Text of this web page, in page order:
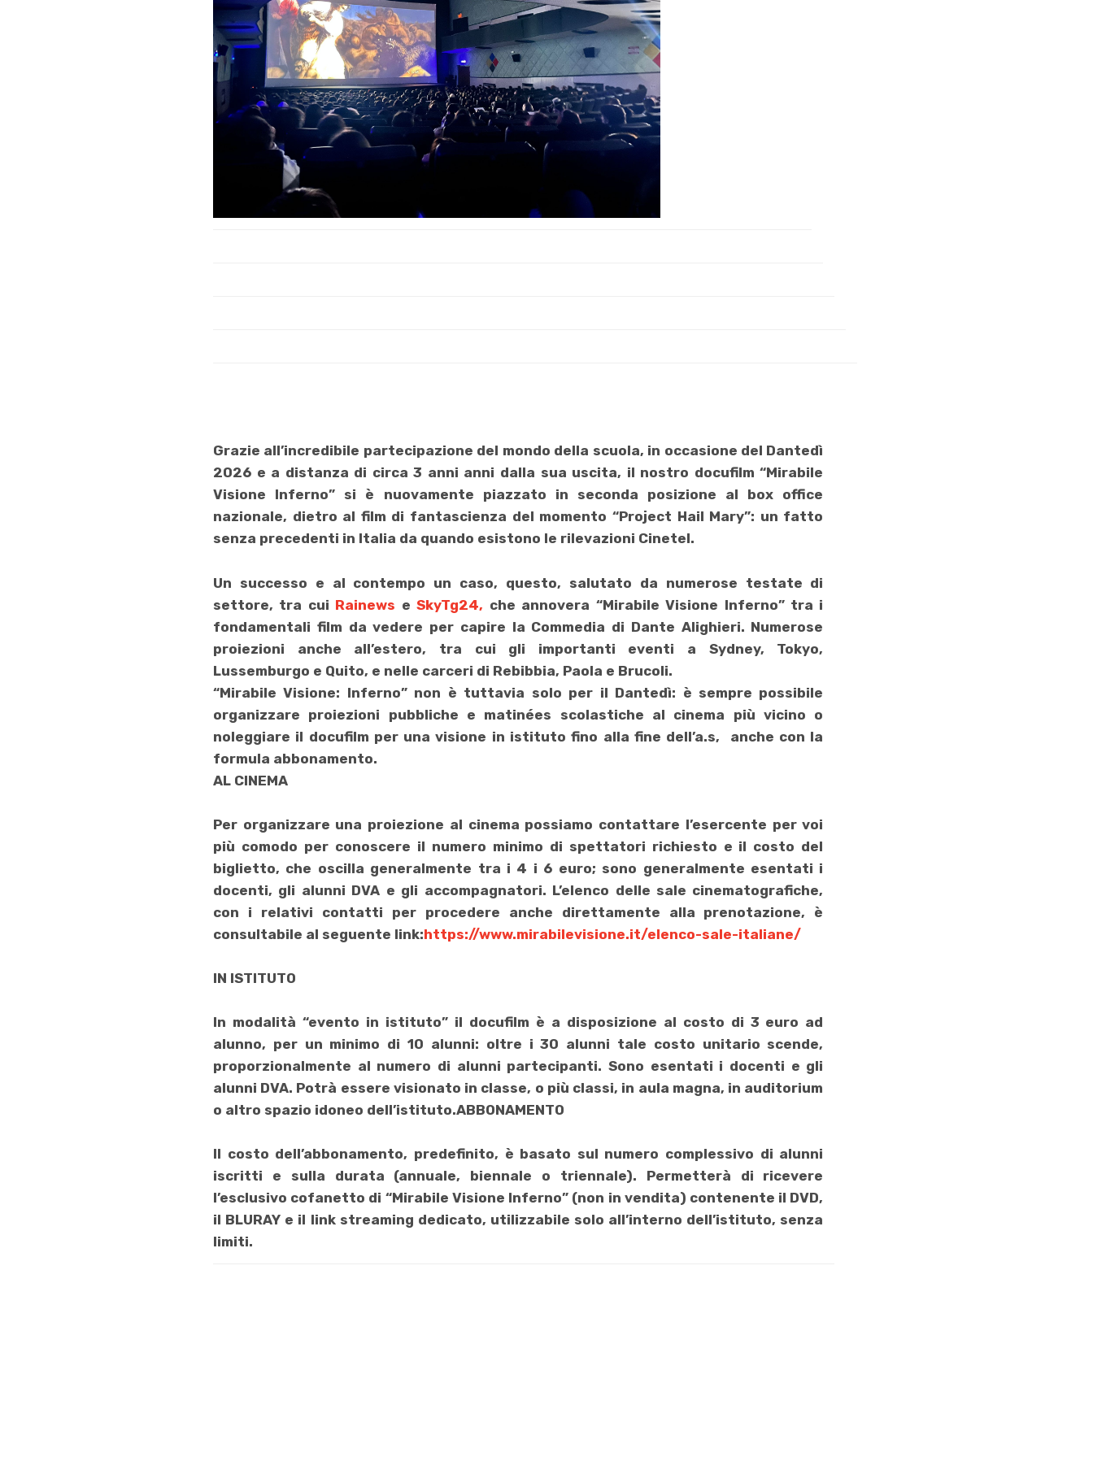
Grazie all’incredibile partecipazione del mondo della scuola, in occasione del Dantedì
2026 e a distanza di circa 3 anni anni dalla sua uscita, il nostro docufilm “Mirabile
Visione Inferno” si è nuovamente piazzato in seconda posizione al box office
nazionale, dietro al film di fantascienza del momento “Project Hail Mary”: un fatto
senza precedenti in Italia da quando esistono le rilevazioni Cinetel.
Un successo e al contempo un caso, questo, salutato da numerose testate di
settore, tra cui Rainews eSkyTg24, che annovera “Mirabile Visione Inferno” tra i
fondamentali film da vedere per capire la Commedia di Dante Alighieri. Numerose
proiezioni anche all’estero, tra cui gli importanti eventi a Sydney, Tokyo,
Lussemburgo e Quito, e nelle carceri di Rebibbia, Paola e Brucoli.
“Mirabile Visione: Inferno” non è tuttavia solo per il Dantedì: è sempre possibile
organizzare proiezioni pubbliche e matinées scolastiche al cinema più vicino o
noleggiare il docufilm per una visione in istituto fino alla fine dell’a.s, anche con la
formula abbonamento.
AL CINEMA
Per organizzare una proiezione al cinema possiamo contattare l’esercente per voi
più comodo per conoscere il numero minimo di spettatori richiesto e il costo del
biglietto, che oscilla generalmente tra i 4 i 6 euro; sono generalmente esentati i
docenti, gli alunni DVA e gli accompagnatori. L’elenco delle sale cinematografiche,
con i relativi contatti per procedere anche direttamente alla prenotazione, è
consultabile al seguente link:https://www.mirabilevisione.it/elenco-sale-italiane/
IN ISTITUTO
In modalità “evento in istituto” il docufilm è a disposizione al costo di 3 euro ad
alunno, per un minimo di 10 alunni: oltre i 30 alunni tale costo unitario scende,
proporzionalmente al numero di alunni partecipanti. Sono esentati i docenti e gli
alunni DVA. Potrà essere visionato in classe, o più classi, in aula magna, in auditorium
o altro spazio idoneo dell’istituto.ABBONAMENTO
Il costo dell’abbonamento, predefinito, è basato sul numero complessivo di alunni
iscritti e sulla durata (annuale, biennale o triennale). Permetterà di ricevere
l’esclusivo cofanetto di “Mirabile Visione Inferno” (non in vendita) contenente il DVD,
il BLURAY e il link streaming dedicato, utilizzabile solo all’interno dell’istituto, senza
limiti.